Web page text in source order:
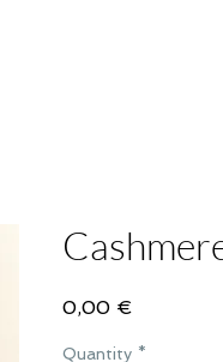
0,00 €
Quantity *